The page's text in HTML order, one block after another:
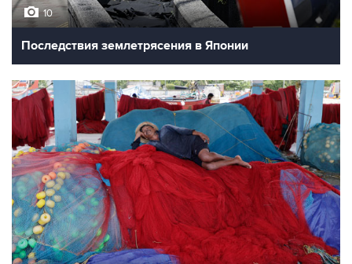
10
Последствия землетрясения в Японии